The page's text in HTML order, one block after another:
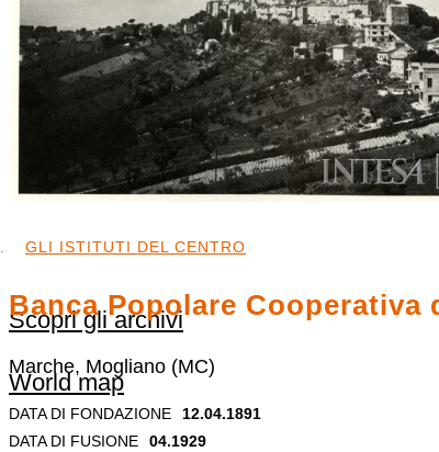
Percorsi
Timeline
Albero gerarchico
Scopri gli archivi
World map
GLI ISTITUTI DEL CENTRO
Banca Popolare Cooperativa
Marche, Mogliano (MC)
DATA DI FONDAZIONE
12.04.1891
DATA DI FUSIONE
04.1929